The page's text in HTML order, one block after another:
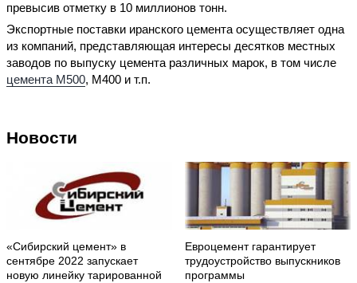
превысив отметку в 10 миллионов тонн.
Экспортные поставки иранского цемента осуществляет одна
из компаний, представляющая интересы десятков местных
заводов по выпуску цемента различных марок, в том числе
цемента М500, М400 и т.п.
Новости
«Сибирский цемент» в
сентябре 2022 запускает
новую линейку тарированной
Евроцемент гарантирует
трудоустройство выпускников
программы